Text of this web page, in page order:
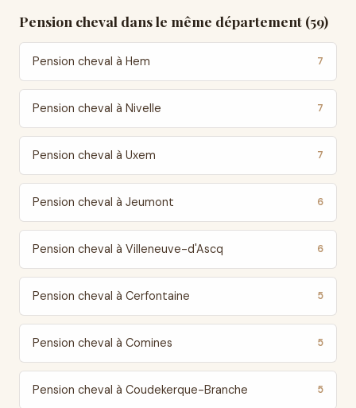
Pension cheval dans le même département (59)
Pension cheval à Hem 7
Pension cheval à Nivelle 7
Pension cheval à Uxem 7
Pension cheval à Jeumont 6
Pension cheval à Villeneuve-d'Ascq 6
Pension cheval à Cerfontaine 5
Pension cheval à Comines 5
Pension cheval à Coudekerque-Branche 5